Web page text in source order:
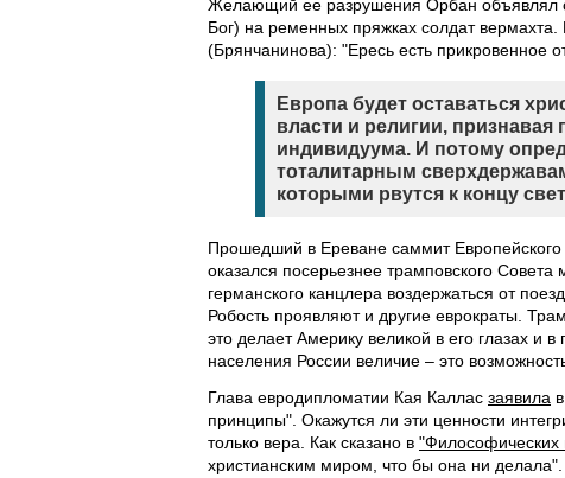
Желающий ее разрушения Орбан объявлял
Бог) на ременных пряжках солдат вермахта.
(Брянчанинова): "Ересь есть прикровенное
Европа будет оставаться
власти и религии,
индивидуума. И потому
тоталитарным
которыми рвутся к концу
Прошедший в Ереване саммит Европейского
оказался посерьезнее трамповского
германского канцлера воздержаться от
Робость проявляют и другие еврократы.
это делает Америку великой в его глазах и
населения России величие – это
Глава евродипломатии Кая Каллас заявила
принципы". Окажутся ли эти ценности
только вера. Как сказано в "Философических
христианским миром, что бы она ни делала".